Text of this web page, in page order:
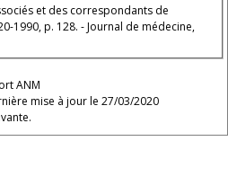
et des correspondants de
1990, p. 128. - Journal de médecine,
ANM
mise à jour le 27/03/2020